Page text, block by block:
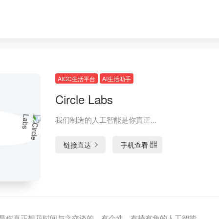
AIGC生活平台 AI生活助手
Circle Labs
我们制造的人工智能是你真正...
链接直达 手机查看